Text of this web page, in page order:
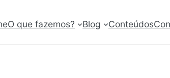
O que fazemos? Blog Conteúdos